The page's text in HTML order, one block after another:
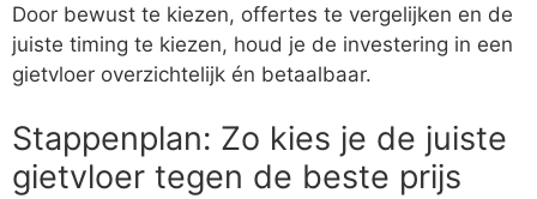
Door bewust te kiezen, offertes te vergelijken en de
juiste timing te kiezen, houd je de investering in een
gietvloer overzichtelijk én betaalbaar.
Stappenplan: Zo kies je de juiste
gietvloer tegen de beste prijs